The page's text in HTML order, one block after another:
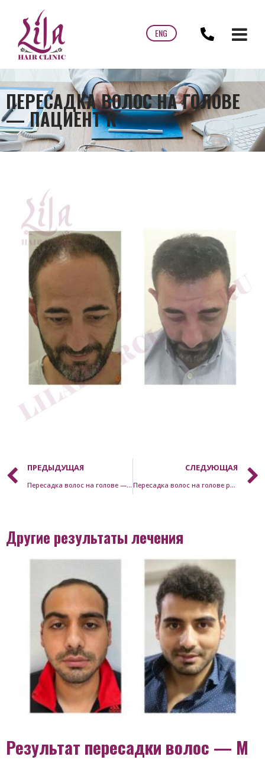
ENG
ПЕРЕСАДКА ВОЛОС НА ГОЛОВЕ
— ПАЦИЕНТ R
ПРЕДЫДУЩАЯ
Пересадка волос на голове — пациент C
СЛЕДУЮЩАЯ
Пересадка волос на голове результат — E
Другие результаты лечения
Результат пересадки волос — М